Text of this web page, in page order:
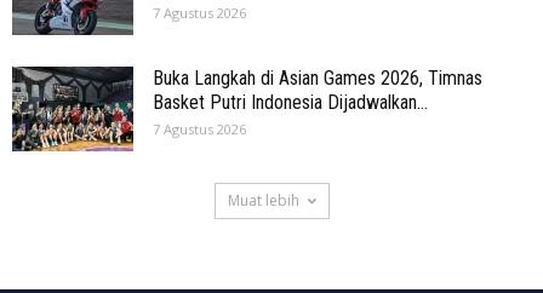
7 Agustus 2026
Buka Langkah di Asian Games 2026, Timnas
Basket Putri Indonesia Dijadwalkan...
7 Agustus 2026
Muat lebih